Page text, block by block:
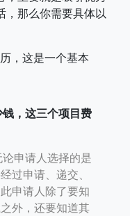
，那么你需要具体以
，这是一个基本
，这三个项目费
申请人选择的是
过申请、递交、
申请人除了要知
外，还要知道其